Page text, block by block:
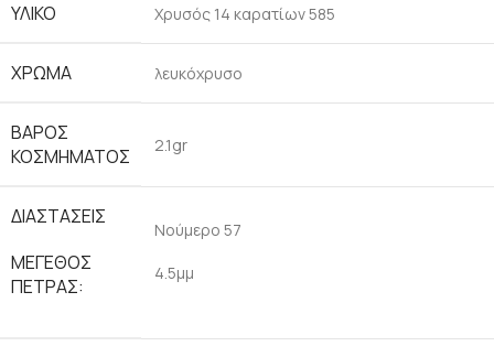
ΥΛΙΚΟ Χρυσός 14 καρατίων 585
ΧΡΩΜΑ λευκόχρυσο
ΒΑΡΟΣ
ΚΟΣΜΗΜΑΤΟΣ
2.1gr
ΔΙΑΣΤΑΣΕΙΣ
ΜΕΓΕΘΟΣ
ΠΕΤΡΑΣ:
Νούμερο 57
4.5μμ